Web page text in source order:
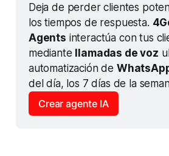
Deja de perder clientes
los tiempos de respuesta.
Agents interactúa con tus
mediante llamadas de voz
automatización de
del día, los 7 días de la
Crear agente IA